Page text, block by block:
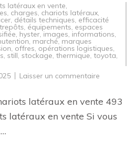
latéraux en vente,
, charges, chariots latéraux,
, détails techniques, efficacité
, équipements, espaces
, hyster,images, informations,
, marché, marques
, offres, opérations logistiques,
, still, stockage, thermique, toyota,
Laisser un commentaire
chariots
en
latéraux en vente 493
latéraux en vente Si vous